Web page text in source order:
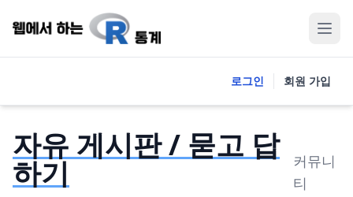
로그인 회원 가입
자유 게시판 / 묻고 답
하기
커뮤니
티